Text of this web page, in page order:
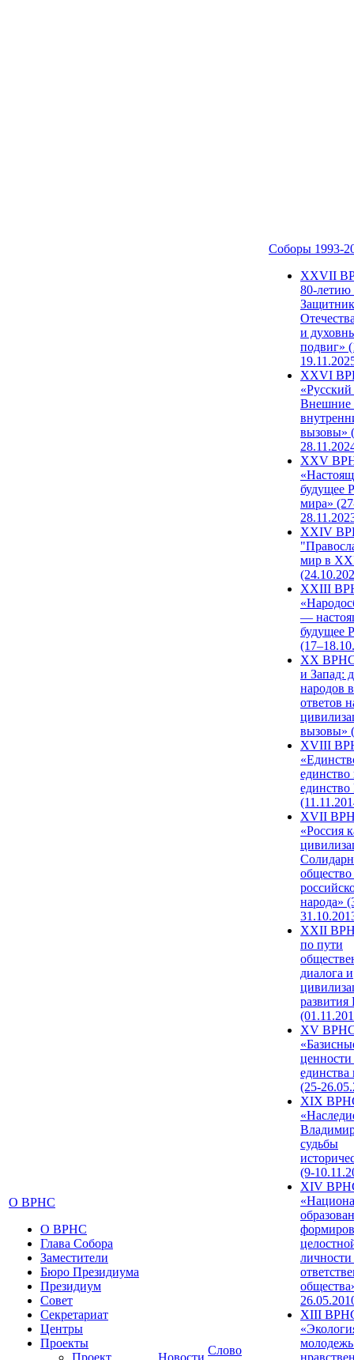
О ВРНС
О ВРНС
Глава Собора
Заместители
Бюро Президиума
Президиум
Совет
Секретариат
Центры
Проекты
Проект
Новости
Слово
Соборы 1993-
ХХVII
80-
и
подвиг»
XXVI
Внешние
вызовы»
XXV
будущее
мира»
XXIV
мир в
XXIII
—
будущее
XX ВРНС
и Запад:
народов
ответов
вызовы»
XVIII
единство
единство
XVII
«Россия
народа»
XXII
по пути
диалога и
развития
XV
единства
(25-
XIX
судьбы
(9-
XIV
XIII